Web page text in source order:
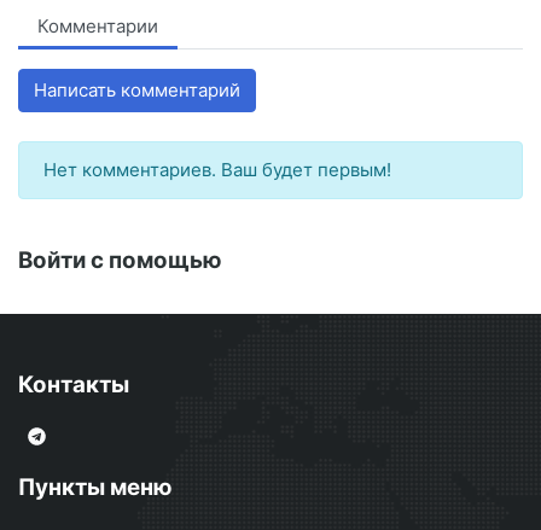
Комментарии
Написать комментарий
Нет комментариев. Ваш будет первым!
Войти с помощью
Контакты
Пункты меню